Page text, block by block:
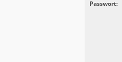
Passwort: